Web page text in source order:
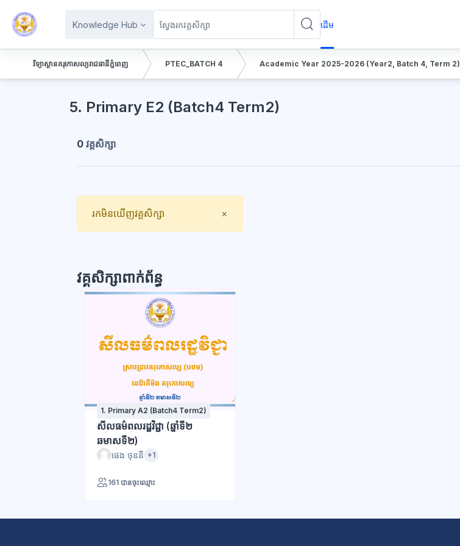
Knowledge Hub
ស្វែងរកវគ្គសិក្សា
ដើម
5. Primary E2 (Batch4 Term2)
វិទ្យាស្ថានគរុកោសល្យរាជធានីភ្នំពេញ PTEC_BATCH 4 Academic Year 2025-2026 (Year2, Batch 4, Term 2)
0 វគ្គសិក្សា
×
រកមិនឃើញវគ្គសិក្សា
វគ្គសិក្សាពាក់ព័ន្ធ
1. Primary A2 (Batch4 Term2)
សីលធម៌ពលរដ្ឋវិជ្ជា (ឆ្នាំទី២
ឆមាសទី២)
ផេង ថុននី +1
161 បានចុះឈ្មោះ